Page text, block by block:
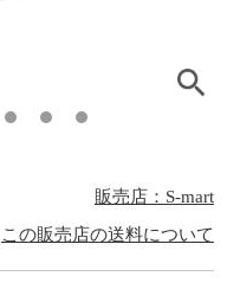
販売店：S-mart
この販売店の送料について